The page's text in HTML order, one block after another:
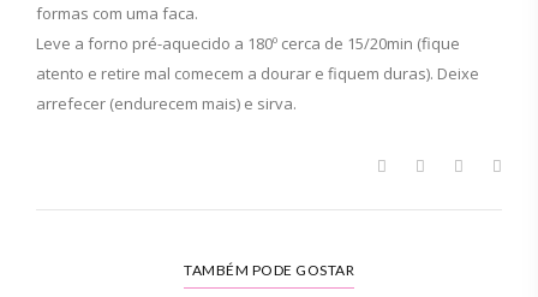
formas com uma faca.
Leve a forno pré-aquecido a 180º cerca de 15/20min (fique
atento e retire mal comecem a dourar e fiquem duras). Deixe
arrefecer (endurecem mais) e sirva.
TAMBÉM PODE GOSTAR